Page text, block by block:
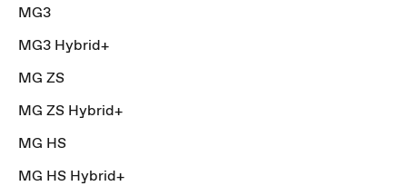
MG3
MG3 Hybrid+
MG ZS
MG ZS Hybrid+
MG HS
MG HS Hybrid+